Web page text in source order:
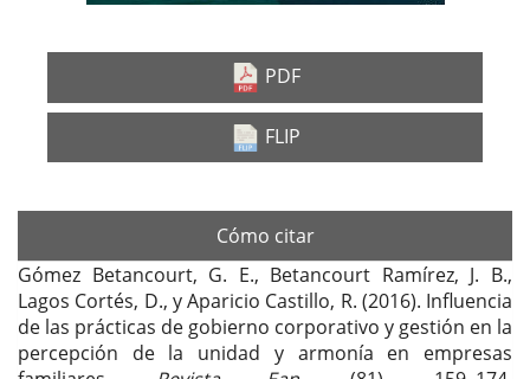
PDF
FLIP
Cómo citar
Gómez Betancourt, G. E., Betancourt Ramírez, J. B.,
Lagos Cortés, D., y Aparicio Castillo, R. (2016). Influencia
de las prácticas de gobierno corporativo y gestión en la
percepción de la unidad y armonía en empresas